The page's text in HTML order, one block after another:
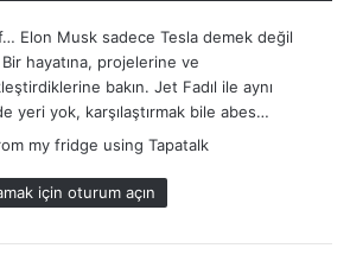
Elon Musk sadece Tesla demek değil
Bir hayatına, projelerine ve
bakın. Jet Fadıl ile aynı
yeri yok, karşılaştırmak bile abes…
my fridge using Tapatalk
için oturum açın